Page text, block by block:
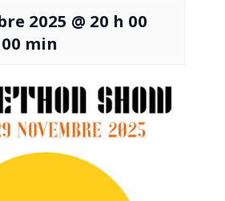
2025 @ 20 h 00
min